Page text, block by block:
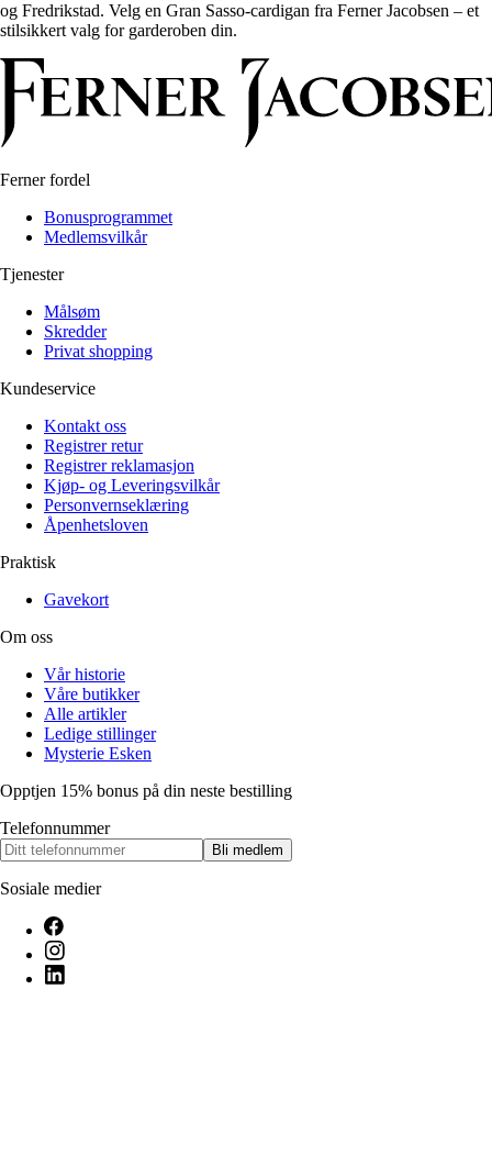
og Fredrikstad. Velg en Gran Sasso-cardigan fra Ferner Jacobsen – et
stilsikkert valg for garderoben din.
Ferner fordel
Bonusprogrammet
Medlemsvilkår
Tjenester
Målsøm
Skredder
Privat shopping
Kundeservice
Kontakt oss
Registrer retur
Registrer reklamasjon
Kjøp- og Leveringsvilkår
Personvernseklæring
Åpenhetsloven
Praktisk
Gavekort
Om oss
Vår historie
Våre butikker
Alle artikler
Ledige stillinger
Mysterie Esken
Opptjen 15% bonus på din neste bestilling
Telefonnummer
Bli medlem
Sosiale medier